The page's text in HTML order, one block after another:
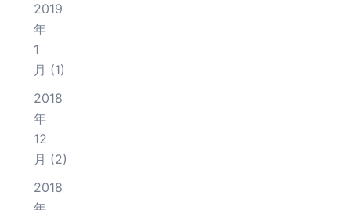
2019
年
1
月 (1)
2018
年
12
月 (2)
2018